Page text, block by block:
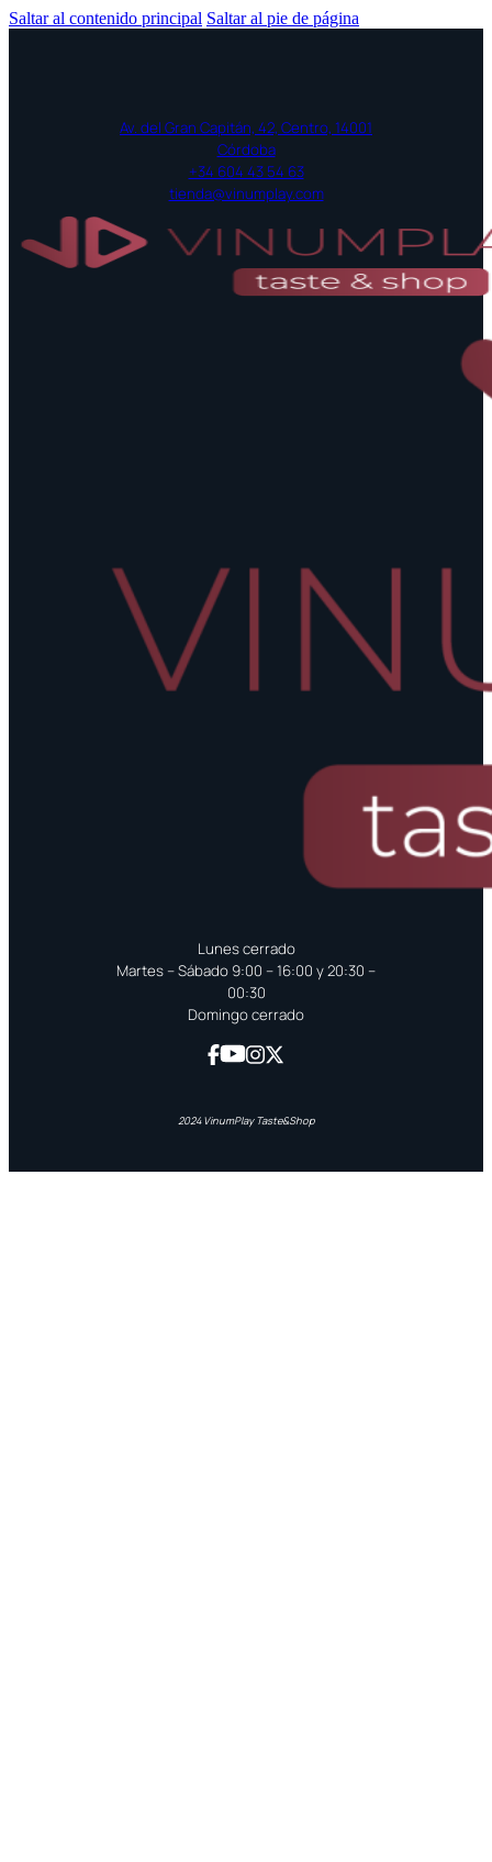
Saltar al contenido principal Saltar al pie de página
Av. del Gran Capitán, 42, Centro, 14001
Córdoba
+34 604 43 54 63
tienda@vinumplay.com
Lunes cerrado
Martes – Sábado 9:00 – 16:00 y 20:30 –
00:30
Domingo cerrado
2024 VinumPlay Taste&Shop